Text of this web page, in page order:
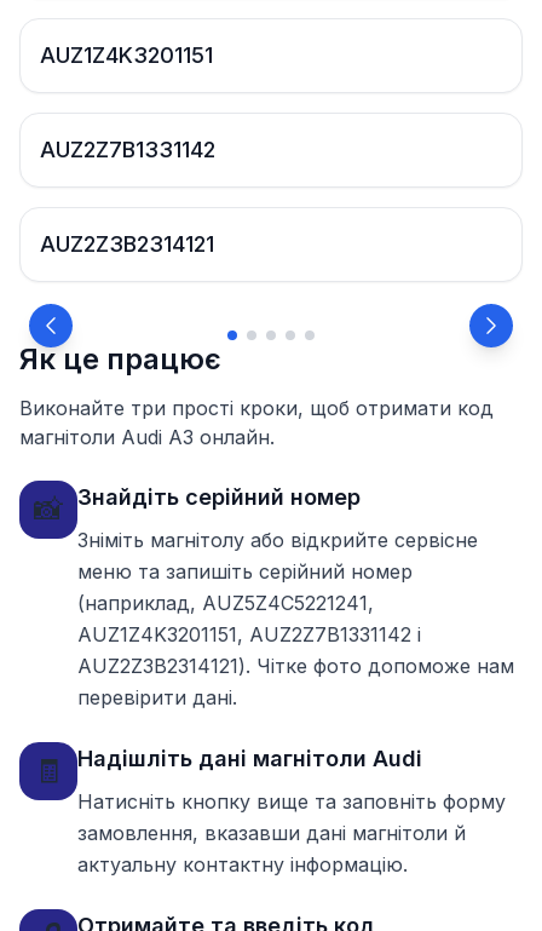
AUZ1Z4K3201151
AUZ2Z7B1331142
AUZ2Z3B2314121
Як це працює
Виконайте три прості кроки, щоб отримати код
магнітоли Audi A3 онлайн.
📸 Знайдіть серійний номер
Зніміть магнітолу або відкрийте сервісне
меню та запишіть серійний номер
(наприклад, AUZ5Z4C5221241,
AUZ1Z4K3201151, AUZ2Z7B1331142 і
AUZ2Z3B2314121). Чітке фото допоможе нам
перевірити дані.
🧾 Надішліть дані магнітоли Audi
Натисніть кнопку вище та заповніть форму
замовлення, вказавши дані магнітоли й
актуальну контактну інформацію.
Отримайте та введіть код